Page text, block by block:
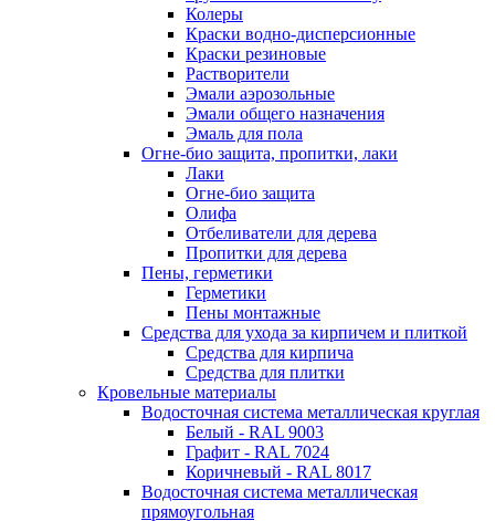
Колеры
Краски водно-дисперсионные
Краски резиновые
Растворители
Эмали аэрозольные
Эмали общего назначения
Эмаль для пола
Огне-био защита, пропитки, лаки
Лаки
Огне-био защита
Олифа
Отбеливатели для дерева
Пропитки для дерева
Пены, герметики
Герметики
Пены монтажные
Средства для ухода за кирпичем и плиткой
Средства для кирпича
Средства для плитки
Кровельные материалы
Водосточная система металлическая круглая
Белый - RAL 9003
Графит - RAL 7024
Коричневый - RAL 8017
Водосточная система металлическая
прямоугольная